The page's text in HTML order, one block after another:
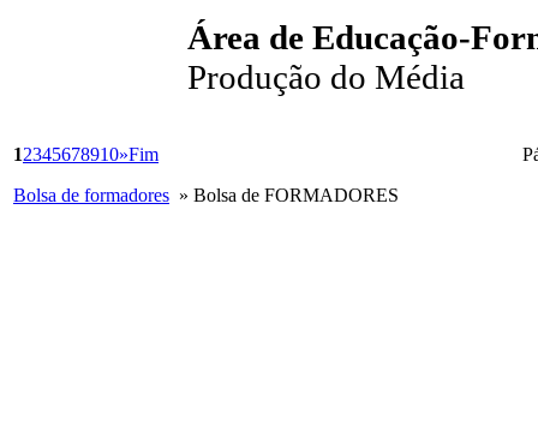
Área de Educação-
Produção do Média
12345678910»Fim
Bolsa de formadores » Bolsa de FORMADORES